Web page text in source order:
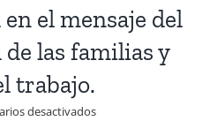
el mensaje del
las familias y
trabajo.
desactivadosen